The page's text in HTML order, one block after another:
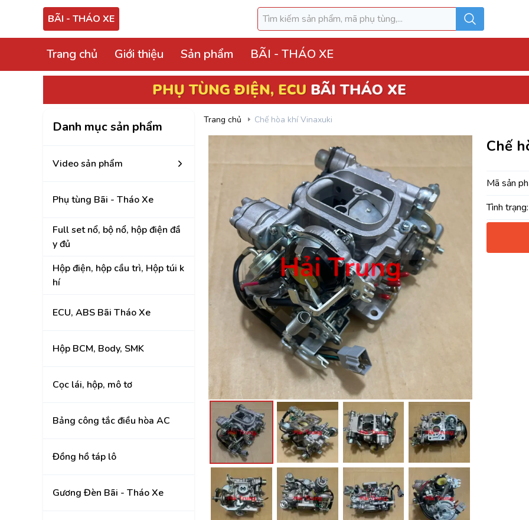
BÃI - THÁO XE
Trang chủ Giới thiệu Sản phẩm
Video sản phẩm
Phụ tùng Bãi - Tháo Xe
Hộp điện, hộp cầu trì, Hộp túi khí
ECU, ABS Bãi Tháo Xe
Hộp BCM, Body, SMK
Cọc lái, hộp, mô tơ
Bảng công tắc điều hòa AC
Đồng hồ táp lô
Gương Đèn Bãi - Tháo Xe
Thân vỏ Bãi Tháo Xe
Nắp Capo, Cốp Sau, Cánh Cửa
Ốp nhựa nội thất trong xe
Mâm lốp, Lazang
Gầm, máy, hộp số
Hệ thống treo gầm, giảm xóc, càng
NỘI - NGOẠI THẤT
TOYOTA
BÃI - THÁO XE
PHỤ TÙNG ĐIỆN, ECUBÃI THÁO XE
Danh mục sản phẩm
Video sản phẩm
Phụ tùng Bãi - Tháo Xe
Full set nổ, bộ nổ, hộp điện đầ
y đủ
Hộp điện, hộp cầu trì, Hộp túi k
hí
ECU, ABS Bãi Tháo Xe
Hộp BCM, Body, SMK
Cọc lái, hộp, mô tơ
Bảng công tắc điều hòa AC
Đồng hồ táp lô
Gương Đèn Bãi - Tháo Xe
Trang chủ Chế hòa khí Vinaxuki
Chế
Mã sản
Tình trạng: